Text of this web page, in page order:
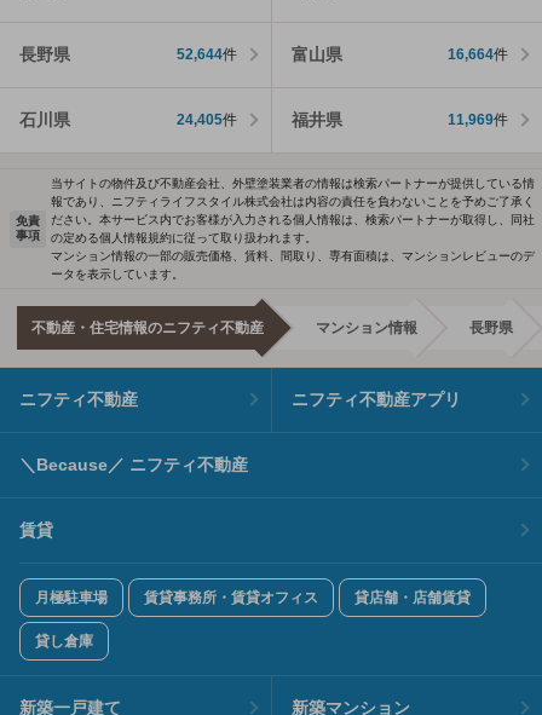
長野県 52,644件 富山県 16,664件
石川県 24,405件 福井県 11,969件
免責
事項
当サイトの物件及び不動産会社、外壁塗装業者の情報は検索パートナーが提供している情
報であり、ニフティライフスタイル株式会社は内容の責任を負わないことを予めご了承く
ださい。本サービス内でお客様が入力される個人情報は、検索パートナーが取得し、同社
の定める個人情報規約に従って取り扱われます。
マンション情報の一部の販売価格、賃料、間取り、専有面積は、マンションレビューのデ
ータを表示しています。
不動産・住宅情報のニフティ不動産 マンション情報 長野県
ニフティ不動産 ニフティ不動産アプリ
＼Because／ ニフティ不動産
賃貸
月極駐車場 賃貸事務所・賃貸オフィス 貸店舗・店舗賃貸
貸し倉庫
新築一戸建て 新築マンション